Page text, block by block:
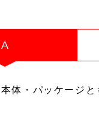
A
体・パッケージと